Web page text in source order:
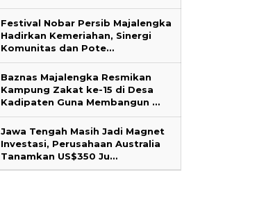
Festival Nobar Persib Majalengka
Hadirkan Kemeriahan, Sinergi
Komunitas dan Pote…
Baznas Majalengka Resmikan
Kampung Zakat ke-15 di Desa
Kadipaten Guna Membangun …
Jawa Tengah Masih Jadi Magnet
Investasi, Perusahaan Australia
Tanamkan US$350 Ju…